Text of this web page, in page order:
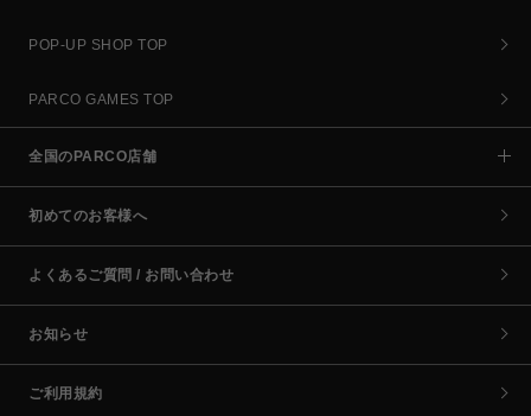
POP-UP SHOP TOP
PARCO GAMES TOP
全国のPARCO店舗
初めてのお客様へ
よくあるご質問 / お問い合わせ
お知らせ
ご利用規約